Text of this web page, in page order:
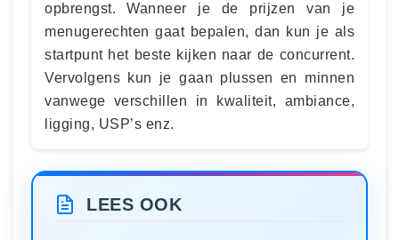
opbrengst. Wanneer je de prijzen van je
menugerechten gaat bepalen, dan kun je als
startpunt het beste kijken naar de concurrent.
Vervolgens kun je gaan plussen en minnen
vanwege verschillen in kwaliteit, ambiance,
ligging, USP’s enz.
LEES OOK